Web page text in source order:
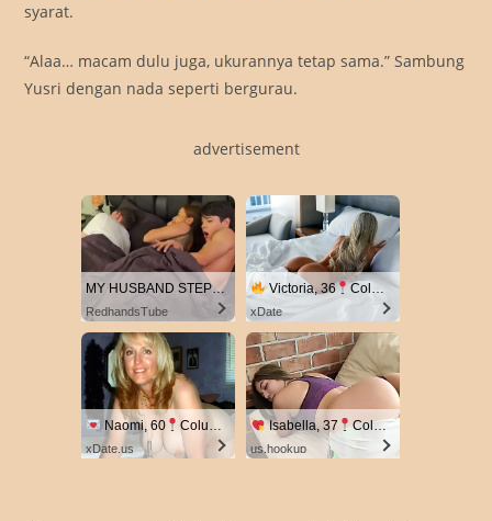
syarat.
“Alaa… macam dulu juga, ukurannya tetap sama.” Sambung
Yusri dengan nada seperti bergurau.
advertisement
MY HUSBAND STEPSON MISTAKENLY GIVES ME IN THE ASS
RedhandsTube
Victoria, 36 Columbus
xDate
Naomi, 60 Columbus
xDate.us
Isabella, 37 Columbus
us.hookup